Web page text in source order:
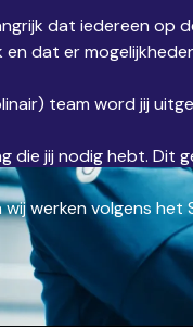
dat iedereen op
dat er
team word jij
die jij nodig hebt. Dit
werken volgens het